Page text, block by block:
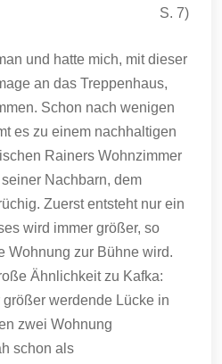
S. 7)
und hatte mich, mit dieser
an das Treppenhaus,
Schon nach wenigen
es zu einem nachhaltigen
Rainers Wohnzimmer
Nachbarn, dem
Zuerst entsteht nur ein
wird immer größer, so
Wohnung zur Bühne wird.
Ähnlichkeit zu Kafka:
werdende Lücke in
zwei Wohnung
schon als